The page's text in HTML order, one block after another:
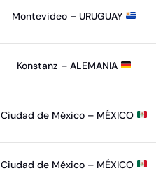
Montevideo – URUGUAY
Konstanz – ALEMANIA
Ciudad de México – MÉXICO
Ciudad de México – MÉXICO